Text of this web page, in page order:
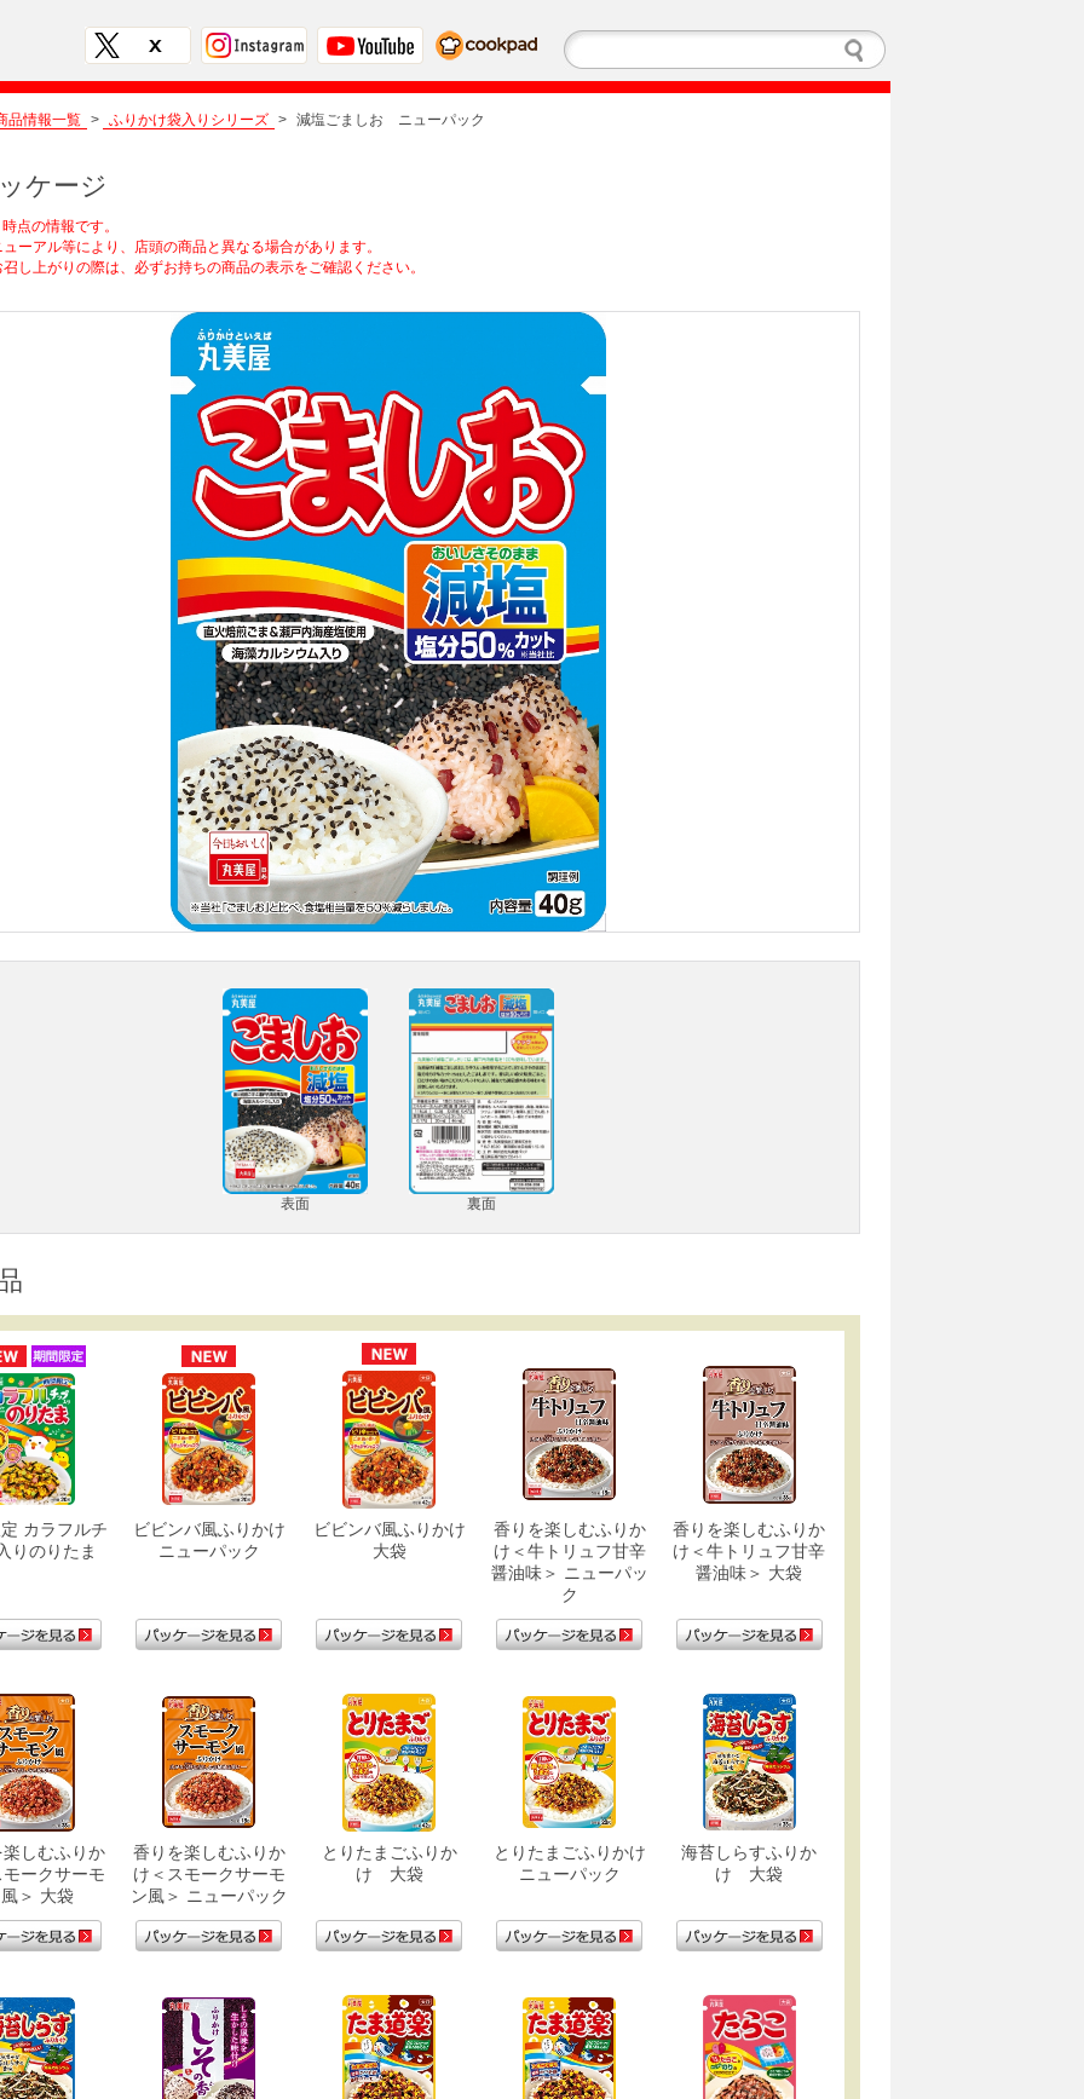
品情報一覧 > ふりかけ袋入りシリーズ > 減塩ごましお ニューパック
ケージ
点の情報です。
ーアル等により、店頭の商品と異なる場合があります。
し上がりの際は、必ずお持ちの商品の表示をご確認ください。
表面 裏面
カラフルチ
りのりたま
ビビンバ風ふりかけ
ニューパック
ビビンバ風ふりかけ
大袋
香りを楽しむふりか
け＜牛トリュフ甘辛
醤油味＞ ニューパッ
ク
香りを楽しむふりか
け＜牛トリュフ甘辛
醤油味＞ 大袋
しむふりか
ークサーモ
＞ 大袋
香りを楽しむふりか
け＜スモークサーモ
ン風＞ ニューパック
とりたまごふりか
け 大袋
とりたまごふりかけ
ニューパック
海苔しらすふりか
け 大袋